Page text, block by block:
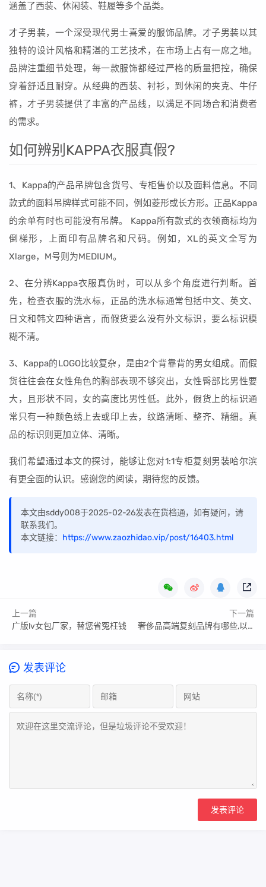
涵盖了西装、休闲装、鞋履等多个品类。
才子男装，一个深受现代男士喜爱的服饰品牌。才子男装以其
独特的设计风格和精湛的工艺技术，在市场上占有一席之地。
品牌注重细节处理，每一款服饰都经过严格的质量把控，确保
穿着舒适且耐穿。从经典的西装、衬衫，到休闲的夹克、牛仔
裤，才子男装提供了丰富的产品线，以满足不同场合和消费者
的需求。
如何辨别KAPPA衣服真假?
1、Kappa的产品吊牌包含货号、专柜售价以及面料信息。不同
款式的面料吊牌样式可能不同，例如菱形或长方形。正品Kappa
的余单有时也可能没有吊牌。 Kappa所有款式的衣领商标均为
倒梯形，上面印有品牌名和尺码。例如，XL的英文全写为
Xlarge，M号则为MEDIUM。
2、在分辨Kappa衣服真伪时，可以从多个角度进行判断。首
先，检查衣服的洗水标，正品的洗水标通常包括中文、英文、
日文和韩文四种语言，而假货要么没有外文标识，要么标识模
糊不清。
3、Kappa的LOGO比较复杂，是由2个背靠背的男女组成。而假
货往往会在女性角色的胸部表现不够突出，女性臀部比男性要
大，且形状不同，女的高度比男性低。此外，假货上的标识通
常只有一种颜色绣上去或印上去，纹路清晰、整齐、精细。真
品的标识则更加立体、清晰。
我们希望通过本文的探讨，能够让您对1:1专柜复刻男装哈尔滨
有更全面的认识。感谢您的阅读，期待您的反馈。
本文由sddy008于2025-02-26发表在货档通，如有疑问，请
联系我们。
本文链接： https://www.zaozhidao.vip/post/16403.html
上一篇
广版lv女包厂家，替您省冤枉钱
下一篇
奢侈品高端复刻品牌有哪些,以假乱真太离谱了吧!
发表评论